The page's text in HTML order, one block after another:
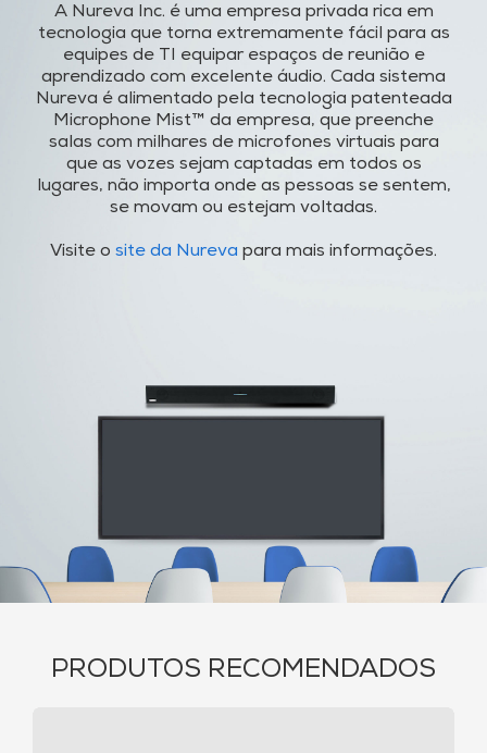
A Nureva Inc. é uma empresa privada rica em
tecnologia que torna extremamente fácil para as
equipes de TI equipar espaços de reunião e
aprendizado com excelente áudio. Cada sistema
Nureva é alimentado pela tecnologia patenteada
Microphone Mist™ da empresa, que preenche
salas com milhares de microfones virtuais para
que as vozes sejam captadas em todos os
lugares, não importa onde as pessoas se sentem,
se movam ou estejam voltadas.
Visite o site da Nureva para mais informações.
PRODUTOS RECOMENDADOS